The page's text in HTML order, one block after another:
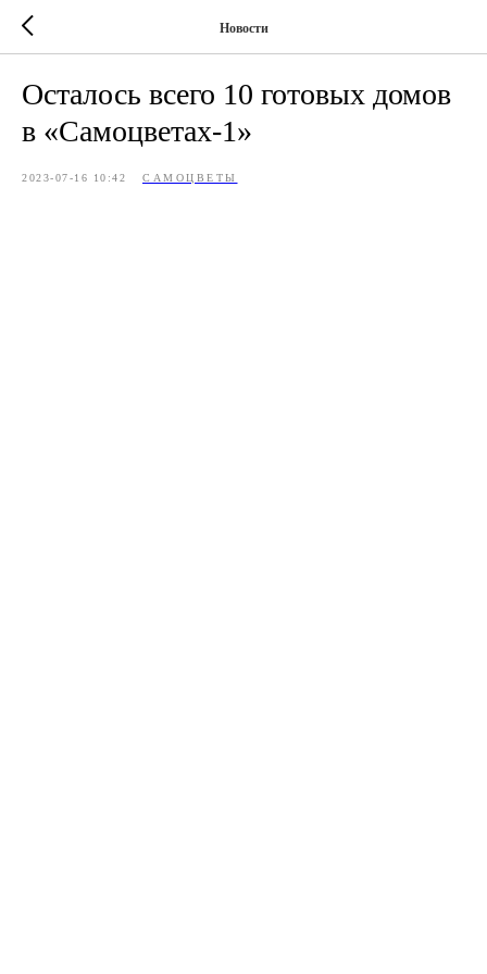
Новости
Осталось всего 10 готовых домов
в «Самоцветах-1»
2023-07-16 10:42 САМОЦВЕТЫ